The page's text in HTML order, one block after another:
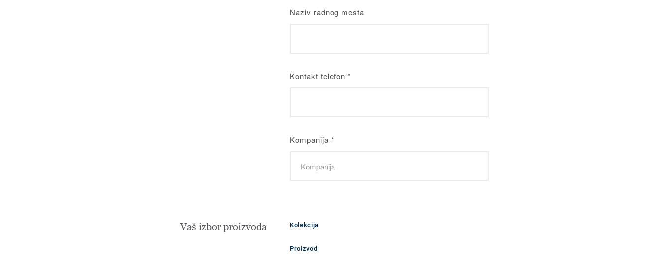
Naziv radnog mesta
Kontakt telefon *
Kompanija *
Vaš izbor proizvoda Kolekcija
Proizvod